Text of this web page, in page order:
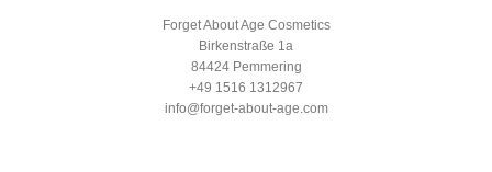
Forget About Age Cosmetics
Birkenstraße 1a
84424 Pemmering
+49 1516 1312967
info@forget-about-age.com